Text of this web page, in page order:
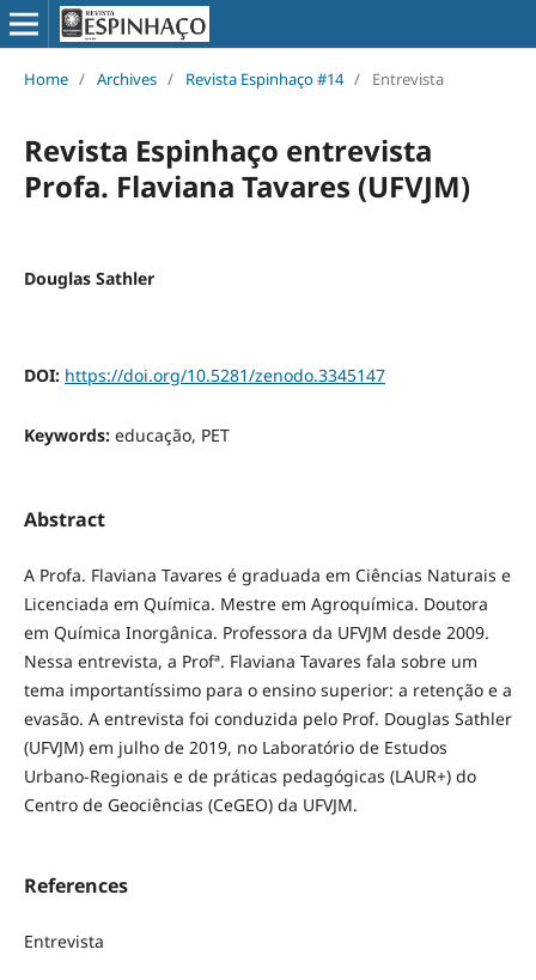
Home / Archives / Revista Espinhaço #14 / Entrevista
Revista Espinhaço entrevista
Profa. Flaviana Tavares (UFVJM)
Douglas Sathler
DOI: https://doi.org/10.5281/zenodo.3345147
Keywords: educação, PET
Abstract
A Profa. Flaviana Tavares é graduada em Ciências Naturais e
Licenciada em Química. Mestre em Agroquímica. Doutora
em Química Inorgânica. Professora da UFVJM desde 2009.
Nessa entrevista, a Profª. Flaviana Tavares fala sobre um
tema importantíssimo para o ensino superior: a retenção e a
evasão. A entrevista foi conduzida pelo Prof. Douglas Sathler
(UFVJM) em julho de 2019, no Laboratório de Estudos
Urbano-Regionais e de práticas pedagógicas (LAUR+) do
Centro de Geociências (CeGEO) da UFVJM.
References
Entrevista